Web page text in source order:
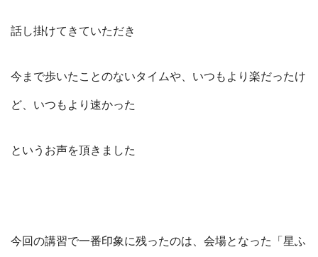
話し掛けてきていただき
今まで歩いたことのないタイムや、いつもより楽だったけ
ど、いつもより速かった
というお声を頂きました
今回の講習で一番印象に残ったのは、会場となった「星ふ